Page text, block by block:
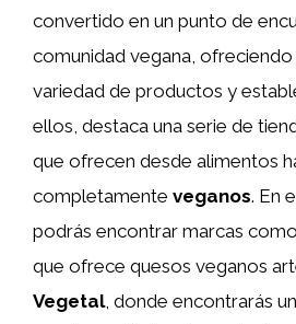
convertido en un punto de
comunidad vegana, ofreciendo
variedad de productos y
ellos, destaca una serie de
que ofrecen desde alimentos
completamente veganos. En
podrás encontrar marcas como
que ofrece quesos veganos
Vegetal, donde encontrarás